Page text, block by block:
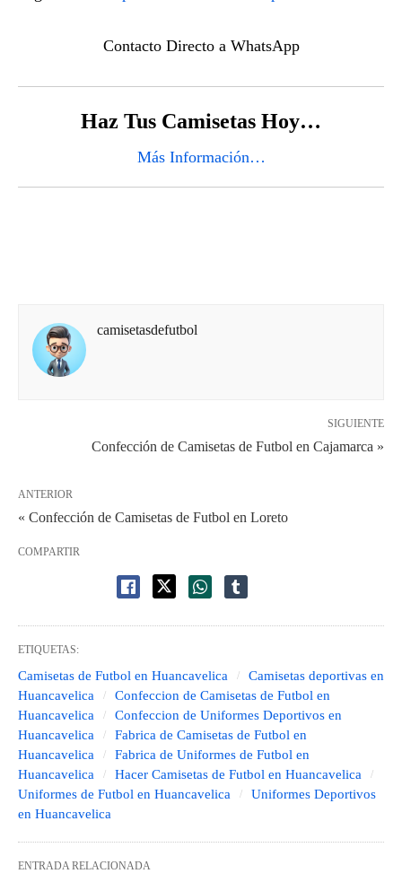
Contacto Directo a WhatsApp
Haz Tus Camisetas Hoy…
Más Información…
camisetasdefutbol
SIGUIENTE
Confección de Camisetas de Futbol en Cajamarca »
ANTERIOR
« Confección de Camisetas de Futbol en Loreto
COMPARTIR
ETIQUETAS:
Camisetas de Futbol en Huancavelica
Camisetas deportivas en
Huancavelica
Confeccion de Camisetas de Futbol en
Huancavelica
Confeccion de Uniformes Deportivos en
Huancavelica
Fabrica de Camisetas de Futbol en
Huancavelica
Fabrica de Uniformes de Futbol en
Huancavelica
Hacer Camisetas de Futbol en Huancavelica
Uniformes de Futbol en Huancavelica
Uniformes Deportivos
en Huancavelica
ENTRADA RELACIONADA